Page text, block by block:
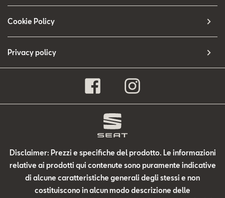
Cookie Policy
Privacy policy
Disclaimer: Prezzi e specifiche del prodotto. Le informazioni
relative ai prodotti qui contenute sono puramente indicative
di alcune caratteristiche generali degli stessi e non
costituiscono in alcun modo descrizione delle